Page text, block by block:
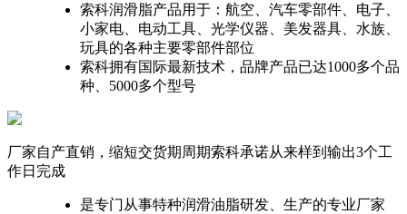
索科润滑脂产品用于：航空、汽车零部件、电子、
小家电、电动工具、光学仪器、美发器具、水族、
玩具的各种主要零部件部位
索科拥有国际最新技术，品牌产品已达1000多个品
种、5000多个型号
厂家自产直销，缩短交货期周期索科承诺从来样到输出3个工
作日完成
是专门从事特种润滑油脂研发、生产的专业厂家